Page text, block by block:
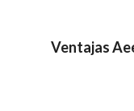
Ventajas